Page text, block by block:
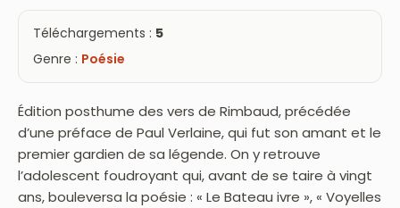
Téléchargements : 5
Genre : Poésie
Édition posthume des vers de Rimbaud, précédée
d’une préface de Paul Verlaine, qui fut son amant et le
premier gardien de sa légende. On y retrouve
l’adolescent foudroyant qui, avant de se taire à vingt
ans, bouleversa la poésie : « Le Bateau ivre », « Voyelles